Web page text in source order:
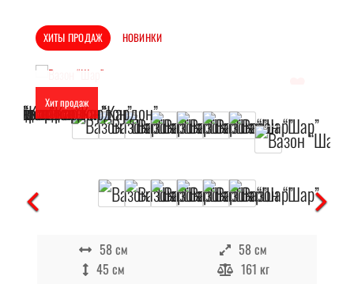
ХИТЫ ПРОДАЖ НОВИНКИ
Хит продаж
Отложить
В наличии
58 см
58 см
45 см
161 кг